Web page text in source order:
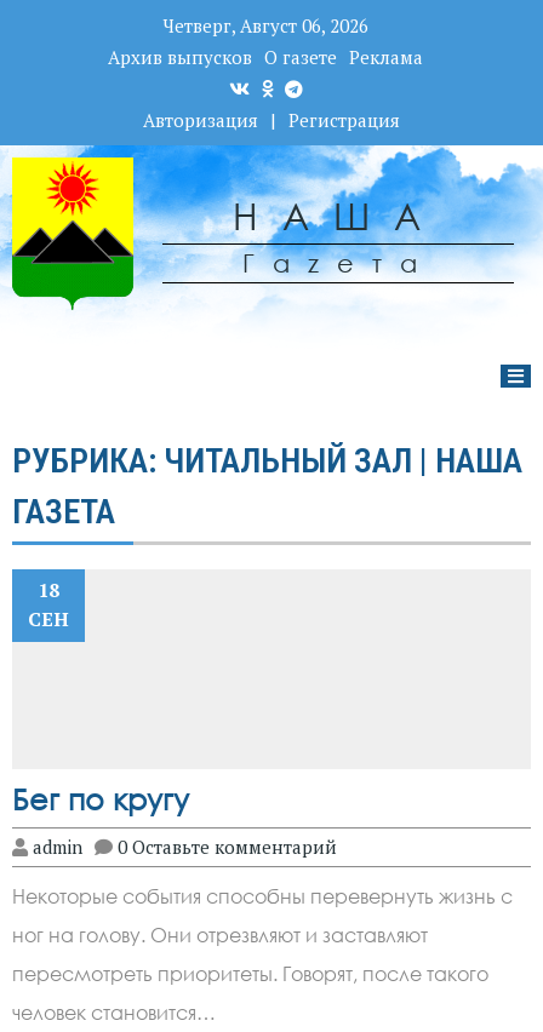
Четверг, Август 06, 2026
Архив выпусков О газете Реклама
Авторизация | Регистрация
НАША
Гаzета
РУБРИКА: ЧИТАЛЬНЫЙ ЗАЛ | НАША
ГАЗЕТА
18
СЕН
Бег по кругу
admin 0 Оставьте комментарий
Некоторые события способны перевернуть жизнь с
ног на голову. Они отрезвляют и заставляют
пересмотреть приоритеты. Говорят, после такого
человек становится…